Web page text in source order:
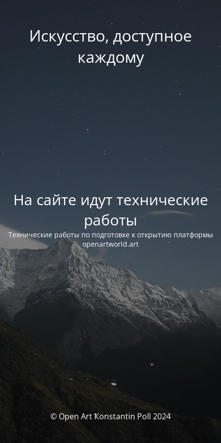
Искусство, доступное
каждому
На сайте идут технические
работы
Технические работы по подготовке к открытию платформы
openartworld.art
© Open Art Ҟonstantin Poll 2024